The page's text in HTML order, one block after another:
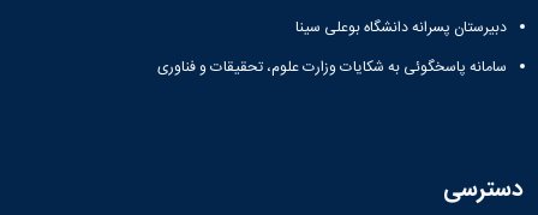
دبیرستان پسرانه دانشگاه بوعلی سینا
سامانه پاسخگوئی به شکایات وزارت علوم، تحقیقات و فناوری
دسترسی